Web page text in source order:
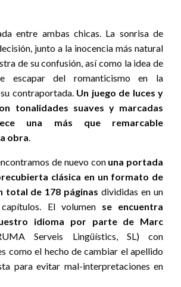
entre ambas chicas. La sonrisa de
junto a la inocencia más natural
de su confusión, así como la idea de
escapar del romanticismo en la
contraportada. Un juego de luces y
tonalidades suaves y marcadas
una más que remarcable
obra
de nuevo con una portada
clásica en un formato de
total de 178 páginas divididas en un
El volumen se encuentra
idioma por parte de Marc
Serveis Lingüístics, SL) con
como el hecho de cambiar el apellido
para evitar mal-interpretaciones en